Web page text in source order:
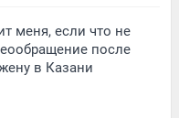
меня, если что не
после
в Казани